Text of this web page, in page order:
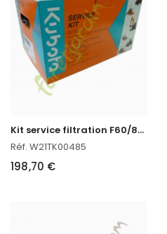
K
it service filtration F60/80/90
Réf. W21TK00485
198,70 €